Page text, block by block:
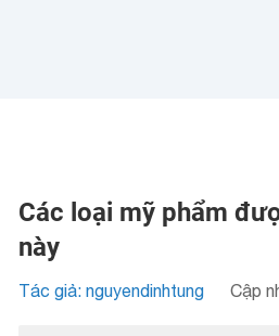
Các loại mỹ phẩm
này
Tác giả: nguyendinhtung Cập